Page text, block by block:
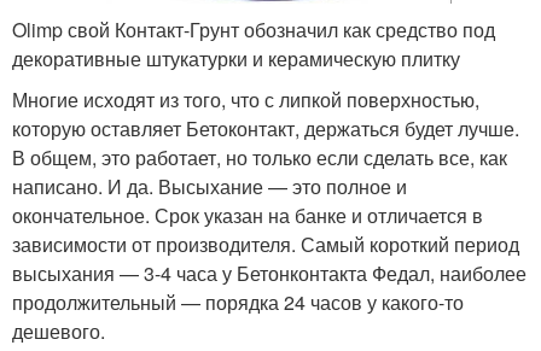
Olimp свой Контакт-Грунт обозначил как средство под
декоративные штукатурки и керамическую плитку
Многие исходят из того, что с липкой поверхностью,
которую оставляет Бетоконтакт, держаться будет лучше.
В общем, это работает, но только если сделать все, как
написано. И да. Высыхание — это полное и
окончательное. Срок указан на банке и отличается в
зависимости от производителя. Самый короткий период
высыхания — 3-4 часа у Бетонконтакта Федал, наиболее
продолжительный — порядка 24 часов у какого-то
дешевого.